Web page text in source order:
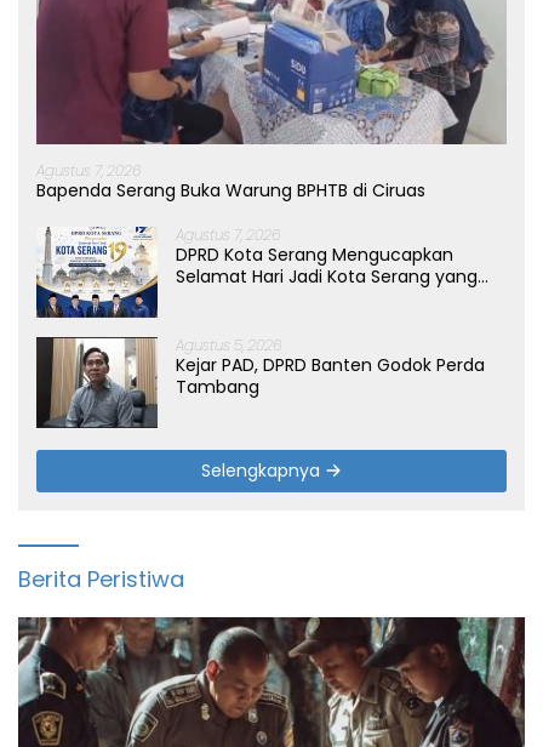
Agustus 7, 2026
Bapenda Serang Buka Warung BPHTB di Ciruas
Agustus 7, 2026
DPRD Kota Serang Mengucapkan
Selamat Hari Jadi Kota Serang yang
Agustus 5, 2026
Kejar PAD, DPRD Banten Godok Perda
Tambang
Selengkapnya
Berita Peristiwa